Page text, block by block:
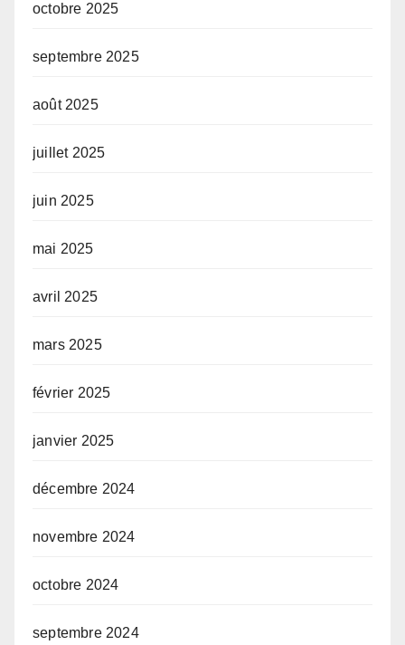
octobre 2025
septembre 2025
août 2025
juillet 2025
juin 2025
mai 2025
avril 2025
mars 2025
février 2025
janvier 2025
décembre 2024
novembre 2024
octobre 2024
septembre 2024